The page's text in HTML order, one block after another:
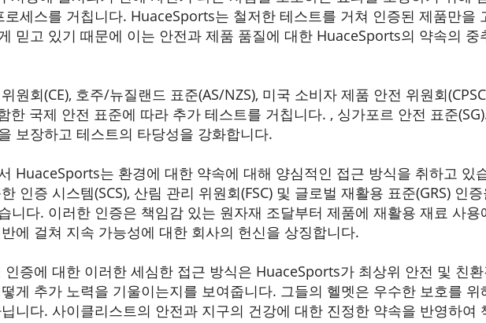
로세스를 거칩니다. HuaceSports는 철저한 테스트를 거쳐 인증된 제품만을
믿고 있기 때문에 이는 안전과 제품 품질에 대한 HuaceSports의 약속의 중
원회(CE), 호주/뉴질랜드 표준(AS/NZS), 미국 소비자 제품 안전 위원회
한 국제 안전 표준에 따라 추가 테스트를 거칩니다. , 싱가포르 안전 표준
보장하고 테스트의 타당성을 강화합니다.
HuaceSports는 환경에 대한 약속에 대해 양심적인 접근 방식을 취하고 있
인증 시스템(SCS), 산림 관리 위원회(FSC) 및 글로벌 재활용 표준(GRS) 인
니다. 이러한 인증은 책임감 있는 원자재 조달부터 제품에 재활용 재료 사용
에 걸쳐 지속 가능성에 대한 회사의 헌신을 상징합니다.
인증에 대한 이러한 세심한 접근 방식은 HuaceSports가 최상위 안전 및 친
게 추가 노력을 기울이는지를 보여줍니다. 그들의 헬멧은 우수한 보호를 위
니다. 사이클리스트의 안전과 지구의 건강에 대한 진정한 약속을 반영하여